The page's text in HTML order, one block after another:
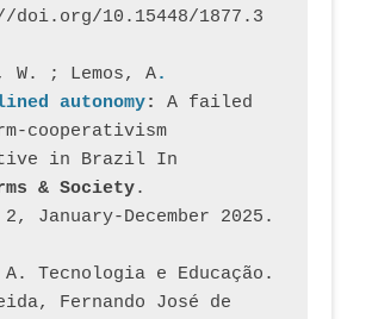
10.15448/1877.3
W. ; Lemos, A.
autonomy: A failed
cooperativism
in Brazil In
& Society.
2, January-December 2025.
A. Tecnologia e Educação.
Fernando José de